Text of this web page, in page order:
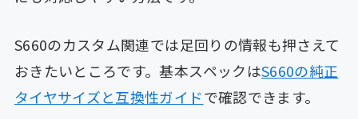
S660のカスタム関連では足回りの情報も押さえて
おきたいところです。基本スペックはS660の純正
タイヤサイズと互換性ガイドで確認できます。